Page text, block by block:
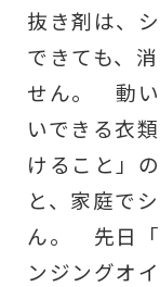
抜き剤は、
できても、
せん。 動い
いできる衣
けること」
と、家庭で
ん。 先日「
ンジングオ